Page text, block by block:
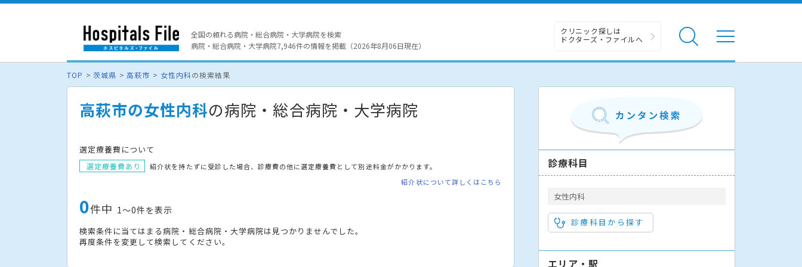
全国の頼れる病院・総合病院・大学病院を検索
病院・総合病院・大学病院7,946件の情報を掲載（2026年8月06日現在）
クリニック探しは
ドクターズ・ファイルへ
TOP 茨城県 高萩市 女性内科の検索結果
高萩市の女性内科の病院・総合病院・大学病院
選定療養費について
選定療養費あり
紹介状を持たずに受診した場合、診療費の他に選定療養費として別途料金がかかります。
紹介状について詳しくはこちら
0件中 1〜0件を表示
検索条件に当てはまる病院・総合病院・大学病院は見つかりませんでした。
再度条件を変更して検索してください。
診療科目
女性内科
診療科目から探す
エリア・駅